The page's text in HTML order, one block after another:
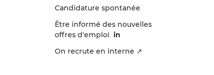
Candidature spontanée
Être informé des nouvelles
offres d'emploi in
On recrute en interne ↗